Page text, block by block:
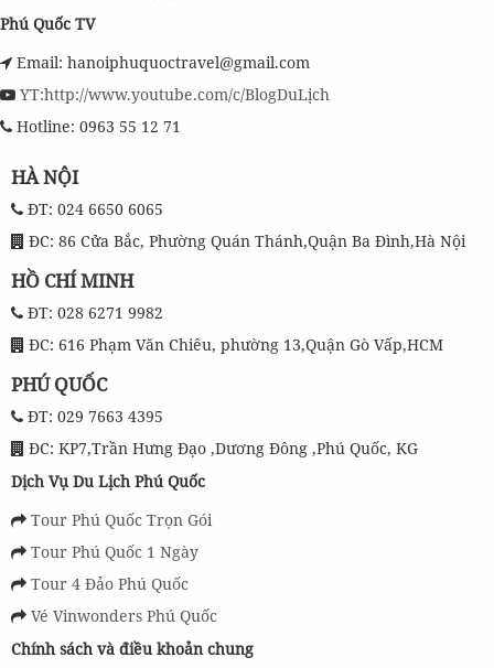
Phú Quốc TV
Email: hanoiphuquoctravel@gmail.com
YT:http://www.youtube.com/c/BlogDuLịch
Hotline: 0963 55 12 71
HÀ NỘI
ĐT: 024 6650 6065
ĐC: 86 Cửa Bắc, Phường Quán Thánh,Quận Ba Đình,Hà Nội
HỒ CHÍ MINH
ĐT: 028 6271 9982
ĐC: 616 Phạm Văn Chiêu, phường 13,Quận Gò Vấp,HCM
PHÚ QUỐC
ĐT: 029 7663 4395
ĐC: KP7,Trần Hưng Đạo ,Dương Đông ,Phú Quốc, KG
Dịch Vụ Du Lịch Phú Quốc
Tour Phú Quốc Trọn Gói
Tour Phú Quốc 1 Ngày
Tour 4 Đảo Phú Quốc
Vé Vinwonders Phú Quốc
Chính sách và điều khoản chung